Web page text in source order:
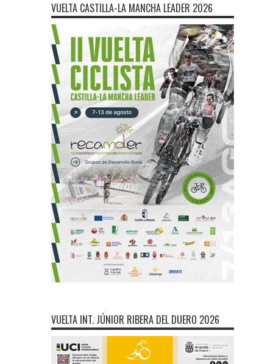
VUELTA CASTILLA-LA MANCHA LEADER 2026
VUELTA INT. JÚNIOR RIBERA DEL DUERO 2026